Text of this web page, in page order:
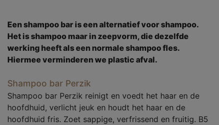
Een shampoo bar is een alternatief voor shampoo.
Het is shampoo maar in zeepvorm, die dezelfde
werking heeft als een normale shampoo fles.
Hiermee verminderen we plastic afval.
Shampoo bar Perzik
Shampoo bar Perzik reinigt en voedt het haar en de
hoofdhuid, verlicht jeuk en houdt het haar en de
hoofdhuid fris. Zoet sappige, verfrissend en fruitig. B5